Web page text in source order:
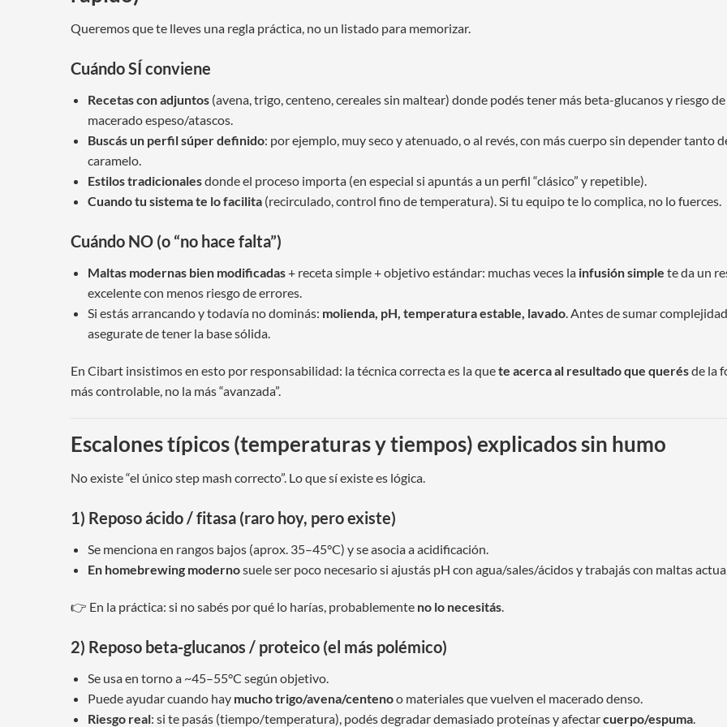
Queremos que te lleves una regla práctica, no un listado para memorizar.
Cuándo SÍ conviene
Recetas con adjuntos(avena, trigo, centeno, cereales sin maltear) donde podés tener más beta-glucanos y riesgo de
macerado espeso/atascos.
Buscás un perfil súper definido: por ejemplo, muy seco y atenuado, o al revés, con más cuerpo sin depender tanto
caramelo.
Estilos tradicionalesdonde el proceso importa (en especial si apuntás a un perfil “clásico” y repetible).
Cuando tu sistema te lo facilita(recirculado, control fino de temperatura). Si tu equipo te lo complica, no lo fuerces.
Cuándo NO (o “no hace falta”)
Maltas modernas bien modificadas+ receta simple + objetivo estándar: muchas veces la infusión simple te da un
excelente con menos riesgo de errores.
Si estás arrancando y todavía no dominás: molienda, pH, temperatura estable, lavado. Antes de sumar
asegurate de tener la base sólida.
En Cibart insistimos en esto por responsabilidad: la técnica correcta es la quete acerca al resultado que querésde la
más controlable, no la más “avanzada”.
Escalones típicos (temperaturas y tiempos) explicados sin humo
No existe “el único step mash correcto”. Lo que sí existe es lógica.
1) Reposo ácido / fitasa (raro hoy, pero existe)
Se menciona en rangos bajos (aprox. 35–45°C) y se asocia a acidificación.
En homebrewing modernosuele ser poco necesario si ajustás pH con agua/sales/ácidos y trabajás con maltas
👉 En la práctica: si no sabés por qué lo harías, probablemente no lo necesitás.
2) Reposo beta-glucanos / proteico (el más polémico)
Se usa en torno a ~45–55°C según objetivo.
Puede ayudar cuando hay mucho trigo/avena/centenoo materiales que vuelven el macerado denso.
Riesgo real: si te pasás (tiempo/temperatura), podés degradar demasiado proteínas y afectarcuerpo/espuma.